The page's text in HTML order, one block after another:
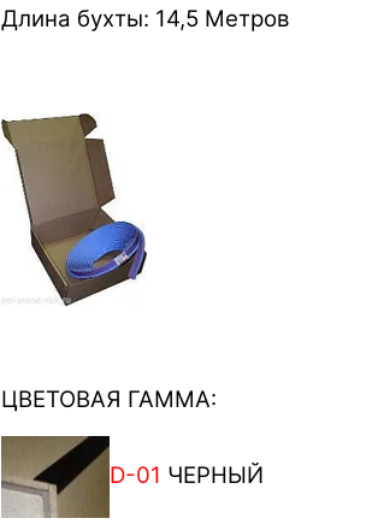
Длина бухты: 14,5 Метров
ЦВЕТОВАЯ ГАММА:
D-01 ЧЕРНЫЙ